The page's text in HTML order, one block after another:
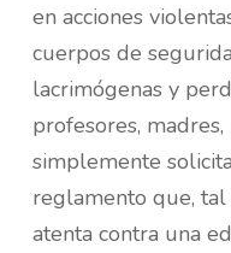
en acciones
cuerpos de
lacrimógenas y
profesores,
simplemente
reglamento que, tal
atenta contra una